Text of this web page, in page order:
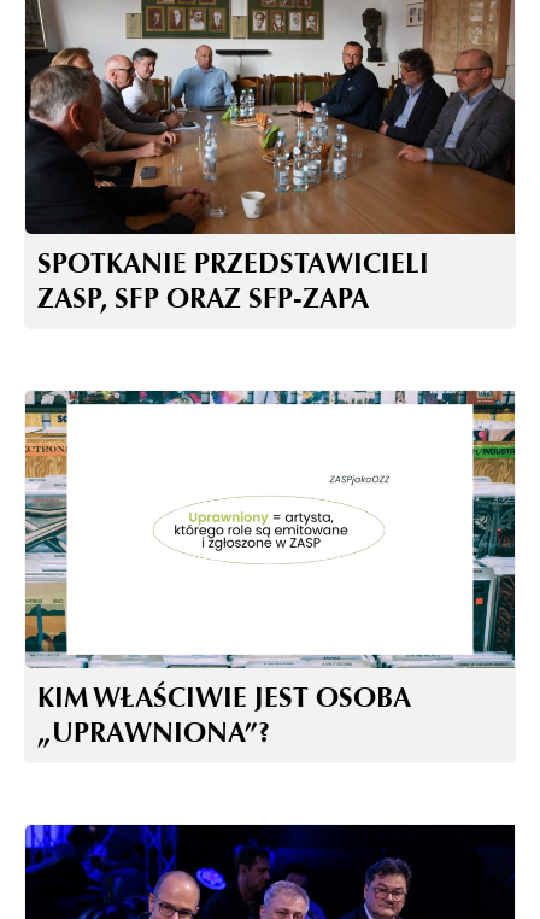
SPOTKANIE PRZEDSTAWICIELI
ZASP, SFP ORAZ SFP-ZAPA
KIM WŁAŚCIWIE JEST OSOBA
„UPRAWNIONA”?